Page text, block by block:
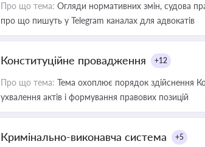
Про що тема: Огляди нормативних змін, судова
про що пишуть у Telegram каналах для адвокатів
Конституційне провадження +12
Про що тема: Тема охоплює порядок здійснення
ухвалення актів і формування правових позицій
Кримінально-виконавча система +5